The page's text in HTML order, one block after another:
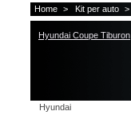
Home > Kit per auto >
Hyundai Coupe Tiburon
Hyundai